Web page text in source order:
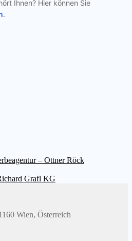
Ihnen? Hier können Sie
.
– Ottner Röck
Grafl KG
Wien, Österreich